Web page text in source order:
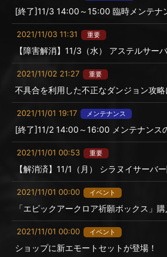
[終了]11/3 14:00～15:00 臨時メンテナ
2021/11/03 11:31 重要
【障害解消】11/3（水） アステルサー
2021/11/02 21:27 重要
不具合を利用した不正なダンジョン攻略
2021/11/01 19:17 メンテナンス
[終了]11/2 14:00～16:00 メンテナンス
2021/11/01 00:53 重要
【解消済】11/1（月） シラヌイサーバ
2021/11/01 00:00 イベント
「エピックアークロア祈願ボックス」
2021/11/01 00:00 イベント
ショップに新エモートセットが登場！